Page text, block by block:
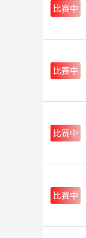
比赛中
比赛中
比赛中
比赛中